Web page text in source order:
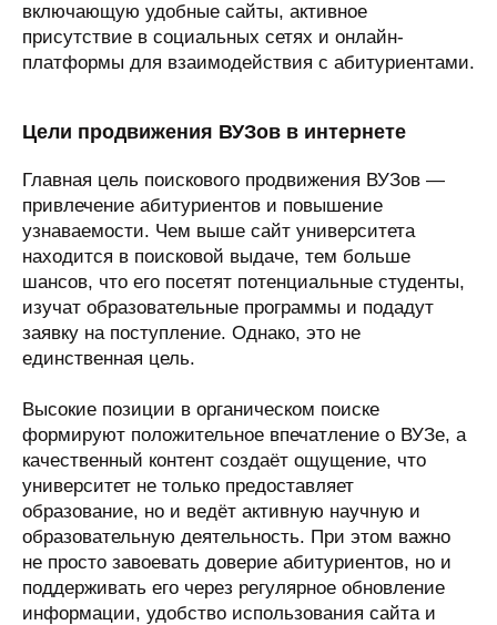
включающую удобные сайты, активное
присутствие в социальных сетях и онлайн-
платформы для взаимодействия с абитуриентами.
Цели продвижения ВУЗов в интернете
Главная цель поискового продвижения ВУЗов —
привлечение абитуриентов и повышение
узнаваемости. Чем выше сайт университета
находится в поисковой выдаче, тем больше
шансов, что его посетят потенциальные студенты,
изучат образовательные программы и подадут
заявку на поступление. Однако, это не
единственная цель.
Высокие позиции в органическом поиске
формируют положительное впечатление о ВУЗе, а
качественный контент создаёт ощущение, что
университет не только предоставляет
образование, но и ведёт активную научную и
образовательную деятельность. При этом важно
не просто завоевать доверие абитуриентов, но и
поддерживать его через регулярное обновление
информации, удобство использования сайта и